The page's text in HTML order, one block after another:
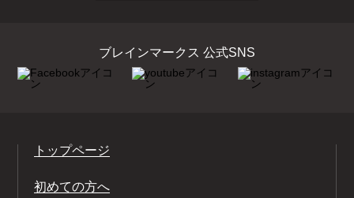
ブレインマークス 公式SNS
トップページ
初めての方へ